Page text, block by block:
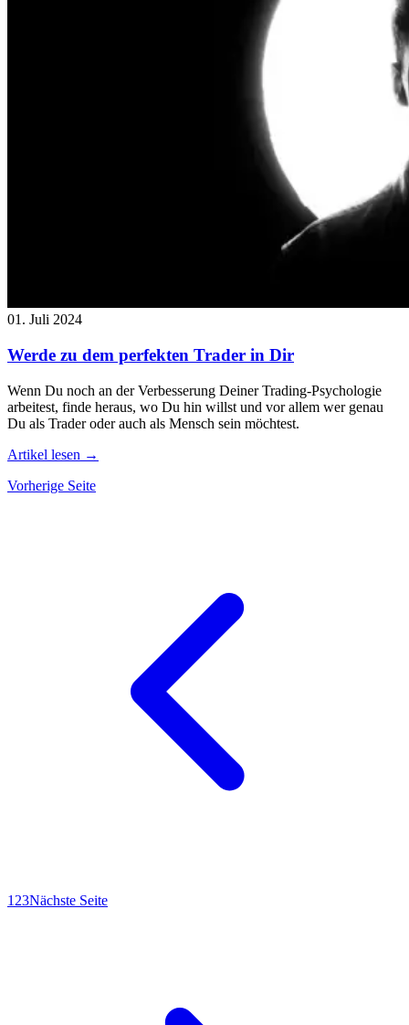
01. Juli 2024
Werde zu dem perfekten Trader in Dir
Wenn Du noch an der Verbesserung Deiner Trading-Psychologie
arbeitest, finde heraus, wo Du hin willst und vor allem wer genau
Du als Trader oder auch als Mensch sein möchtest.
Artikel lesen →
Vorherige Seite
1 23Nächste Seite